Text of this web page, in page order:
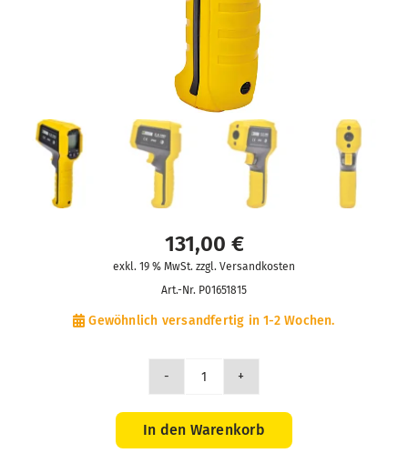
131,00 €
exkl. 19 % MwSt. zzgl. Versandkosten
Art.-Nr. P01651815
Gewöhnlich versandfertig in 1-2 Wochen.
CA
Infrarot-
Thermometer
In den Warenkorb